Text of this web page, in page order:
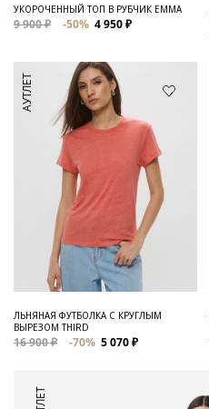
УКОРОЧЕННЫЙ ТОП В РУБЧИК EMMA
9 900 ₽ -50% 4 950 ₽
АУТЛЕТ
ЛЬНЯНАЯ ФУТБОЛКА С КРУГЛЫМ
ВЫРЕЗОМ THIRD
16 900 ₽ -70% 5 070 ₽